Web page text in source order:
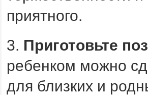
приятного.
3. Приготовьте
ребенком можно
для близких и